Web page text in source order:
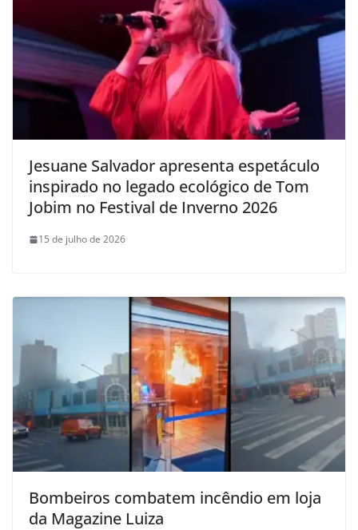
Jesuane Salvador apresenta espetáculo
inspirado no legado ecológico de Tom
Jobim no Festival de Inverno 2026
15 de julho de 2026
Bombeiros combatem incêndio em loja
da Magazine Luiza